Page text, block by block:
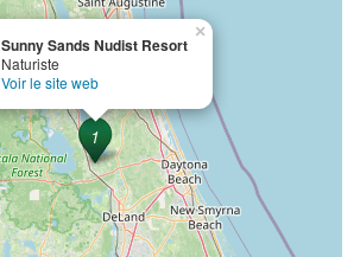
Sunny Sands Nudist Resort
Naturiste
Voir le site web
×